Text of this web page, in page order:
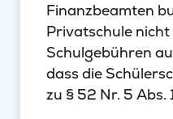
Finanzbeamten
Privatschule
Schulgebühren
dass die
zu § 52 Nr. 5 Abs.